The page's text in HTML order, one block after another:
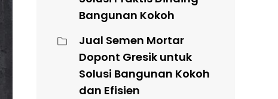
Bangunan Kokoh
Jual Semen Mortar
Dopont Gresik untuk
Solusi Bangunan Kokoh
dan Efisien